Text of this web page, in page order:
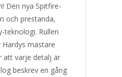
Den nya Spitfire-
och prestanda,
teknologi. Rullen
mästare
att varje detalj är
beskrev en gång